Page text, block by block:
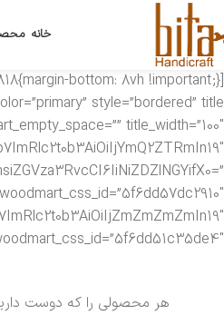
خانه
style=”bordered” title=”
هر محصولی را که دوست